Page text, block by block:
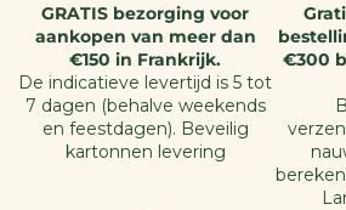
GRATIS bezorging voor
aankopen van meer dan
€150 in Frankrijk.
De indicatieve levertijd is 5 tot
7 dagen (behalve weekends
en feestdagen). Beveilig
kartonnen levering
€300